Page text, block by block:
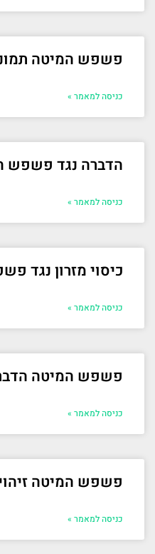
פשפש המיטה
כניסה למאמר »
הדברה נגד פשפש
כניסה למאמר »
כיסוי מזרון נגד
כניסה למאמר »
פשפש המיטה
כניסה למאמר »
פשפש המיטה
כניסה למאמר »